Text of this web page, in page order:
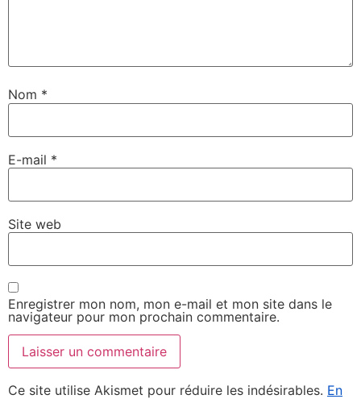
Nom *
E-mail *
Site web
Enregistrer mon nom, mon e-mail et mon site dans le
navigateur pour mon prochain commentaire.
Ce site utilise Akismet pour réduire les indésirables. En